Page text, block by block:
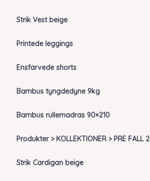
Strik Vest beige
Printede leggings
Ensfarvede shorts
Bambus tyngdedyne 9kg
Bambus rullemadras 90×210
Produkter > KOLLEKTIONER > PRE FALL
Strik Cardigan beige